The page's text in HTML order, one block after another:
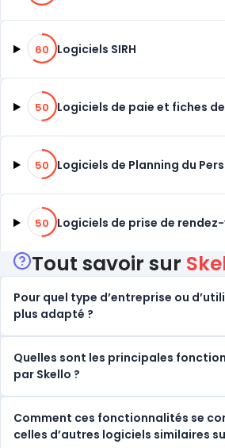
60% de compatibilité
60 Logiciels SIRH
50% de compatibilité
50 Logiciels de paie et fiches
50% de compatibilité
50 Logiciels de Planning du
50% de compatibilité
50 Logiciels de prise de
Tout savoir sur
Pour quel type d’entreprise ou
plus adapté ?
Quelles sont les principales
par Skello ?
Comment ces fonctionnalités se
celles d’autres logiciels similaires